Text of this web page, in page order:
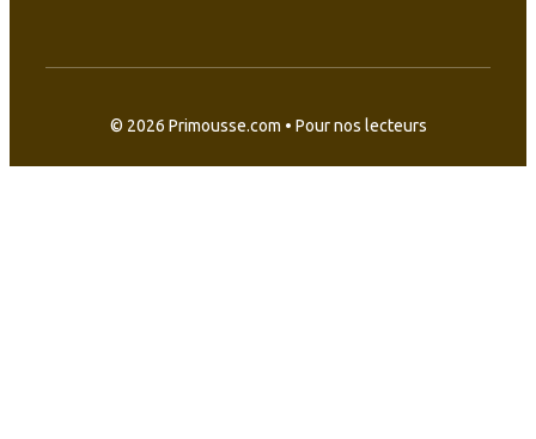
© 2026 Primousse.com • Pour nos lecteurs